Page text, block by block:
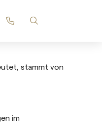
Rufen Sie uns an
stammt von
im